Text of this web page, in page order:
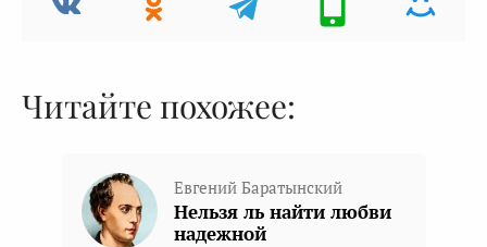
Читайте похожее:
Евгений Баратынский
Нельзя ль найти любви
надежной